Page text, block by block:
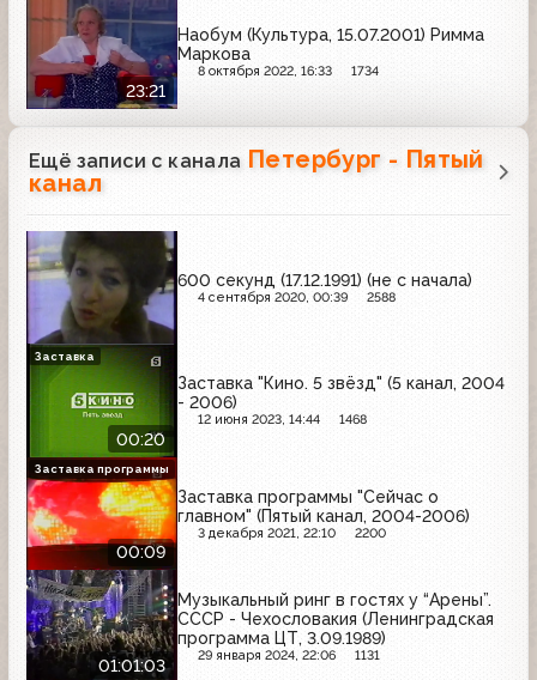
23:21
Наобум (Культура, 15.07.2001) Римма
Маркова
8 октября 2022, 16:33 1734
Ещё записи с канала Петербург - Пятый
канал
600 секунд (17.12.1991) (не с начала)
4 сентября 2020, 00:39 2588
00:20
Заставка "Кино. 5 звёзд" (5 канал, 2004
- 2006)
12 июня 2023, 14:44 1468
Заставка
00:09
Заставка программы "Сейчас о
главном" (Пятый канал, 2004-2006)
3 декабря 2021, 22:10 2200
Заставка программы
01:01:03
Музыкальный ринг в гостях у “Арены”.
СССР - Чехословакия (Ленинградская
программа ЦТ, 3.09.1989)
29 января 2024, 22:06 1131